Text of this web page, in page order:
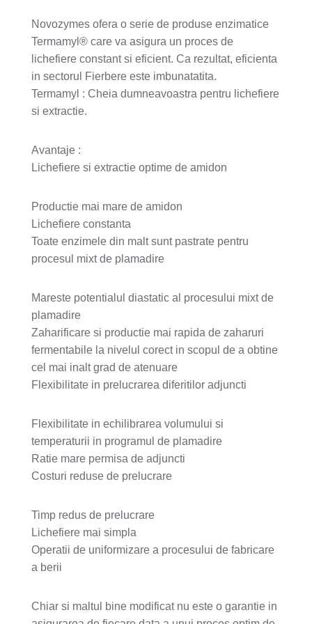
Novozymes ofera o serie de produse enzimatice
Termamyl® care va asigura un proces de
lichefiere constant si eficient. Ca rezultat, eficienta
in sectorul Fierbere este imbunatatita.
Termamyl : Cheia dumneavoastra pentru lichefiere
si extractie.
Avantaje :
Lichefiere si extractie optime de amidon
Productie mai mare de amidon
Lichefiere constanta
Toate enzimele din malt sunt pastrate pentru
procesul mixt de plamadire
Mareste potentialul diastatic al procesului mixt de
plamadire
Zaharificare si productie mai rapida de zaharuri
fermentabile la nivelul corect in scopul de a obtine
cel mai inalt grad de atenuare
Flexibilitate in prelucrarea diferitilor adjuncti
Flexibilitate in echilibrarea volumului si
temperaturii in programul de plamadire
Ratie mare permisa de adjuncti
Costuri reduse de prelucrare
Timp redus de prelucrare
Lichefiere mai simpla
Operatii de uniformizare a procesului de fabricare
a berii
Chiar si maltul bine modificat nu este o garantie in